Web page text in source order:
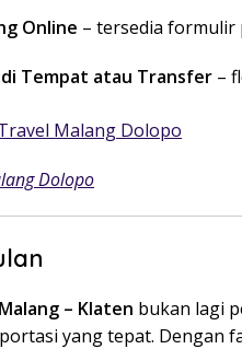
Online – tersedia formulir
di Tempat atau Transfer –
Malang Dolopo
Dolopo
Malang – Klaten bukan lagi
yang tepat. Dengan